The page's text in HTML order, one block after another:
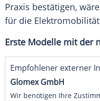
Praxis bestätigen,
für die Elektromobilität
Erste Modelle mit der
Empfohlener externer
Glomex GmbH
Wir benötigen Ihre